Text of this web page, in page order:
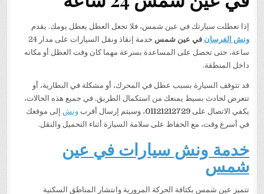
إذا تعطلت سيارتك في عين شمس، فلا تجعل العطل يعطل يومك. يقدم
ونش الفرسان في عين شمس
خدمة إنقاذ ونقل السيارات على مدار 24
ساعة، حتى تحصل على المساعدة بسرعة مهما كان وقت العطل أو مكانه
داخل المنطقة.
قد تتوقف السيارة بسبب عطل في المحرك، أو مشكلة في البطارية، أو
تتعرض لحادث بسيط يمنعك من استكمال الطريق. في جميع هذه الحالات،
يكفي الاتصال على01121212729، وسيتم إرسال أقربونش إلى موقعك
في أسرع وقت، مع الحفاظ على سلامة السيارة أثناء التحميل والنقل.
خدمة ونش سيارات في عين
شمس
تتميز عين شمس بكثافة الحركة المرورية وانتشار المناطق السكنية